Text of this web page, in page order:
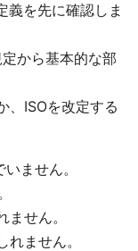
義を先に確認しま
から基本的な部
、ISOを改定する
いません。
せん。
ません。